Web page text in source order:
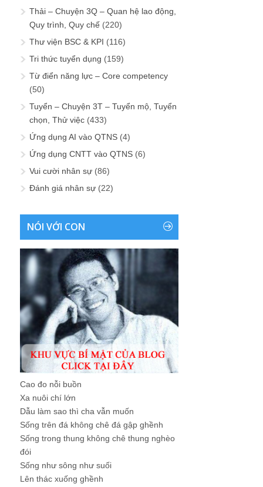
Thải – Chuyện 3Q – Quan hệ lao động,
Quy trình, Quy chế (220)
Thư viện BSC & KPI (116)
Tri thức tuyển dụng (159)
Từ điển năng lực – Core competency
(50)
Tuyển – Chuyện 3T – Tuyển mộ, Tuyển
chọn, Thử việc (433)
Ứng dụng AI vào QTNS (4)
Ứng dụng CNTT vào QTNS (6)
Vui cười nhân sự (86)
Đánh giá nhân sự (22)
NÓI VỚI CON
Cao đo nỗi buồn
Xa nuôi chí lớn
Dẫu làm sao thì cha vẫn muốn
Sống trên đá không chê đá gập ghềnh
Sống trong thung không chê thung nghèo
đói
Sống như sông như suối
Lên thác xuống ghềnh